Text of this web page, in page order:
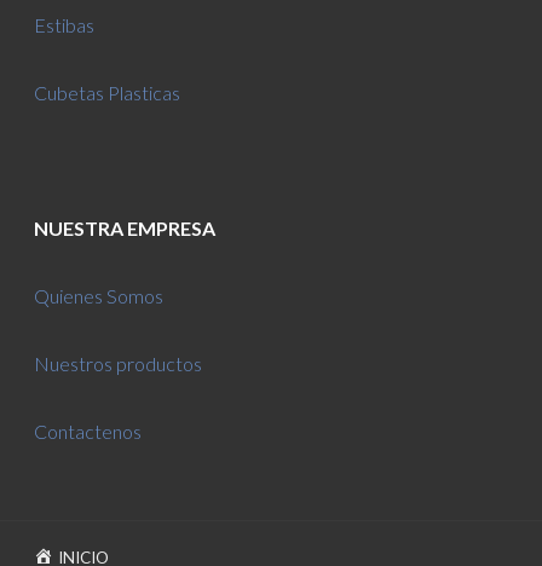
Estibas
Cubetas Plasticas
NUESTRA EMPRESA
Quienes Somos
Nuestros productos
Contactenos
INICIO